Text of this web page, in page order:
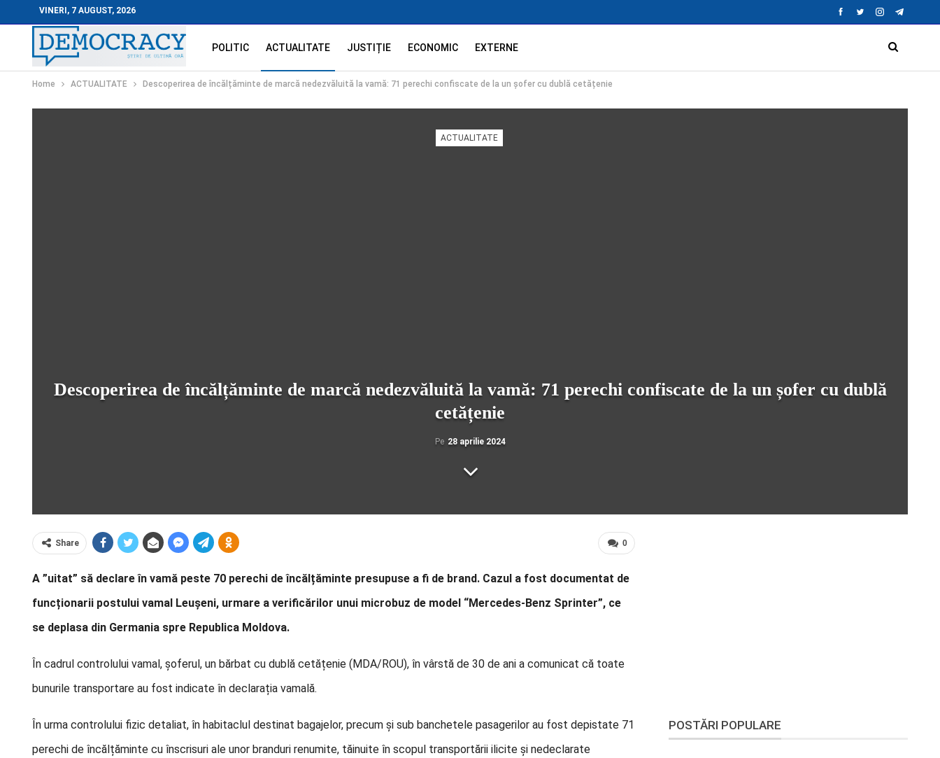
VINERI, 7 AUGUST, 2026
POLITIC ACTUALITATE JUSTIȚIE ECONOMIC EXTERNE
Home ACTUALITATE Descoperirea de încălțăminte de marcă nedezvăluită la vamă: 71 perechi confiscate de la un șofer cu dublă cetățenie
ACTUALITATE
Descoperirea de încălțăminte de marcă nedezvăluită la vamă: 71 perechi confiscate de la un șofer cu dublă
cetățenie
Pe 28 aprilie 2024
0
Share
A ”uitat” să declare în vamă peste 70 perechi de încălțăminte presupuse a fi de brand. Cazul a fost documentat de
funcționarii postului vamal Leușeni, urmare a verificărilor unui microbuz de model “Mercedes-Benz Sprinter”, ce
se deplasa din Germania spre Republica Moldova.
În cadrul controlului vamal, șoferul, un bărbat cu dublă cetățenie (MDA/ROU), în vârstă de 30 de ani a comunicat că toate
bunurile transportare au fost indicate în declarația vamală.
În urma controlului fizic detaliat, în habitaclul destinat bagajelor, precum și sub banchetele pasagerilor au fost depistate 71
perechi de încălțăminte cu înscrisuri ale unor branduri renumite, tăinuite în scopul transportării ilicite și nedeclarate
POSTĂRI POPULARE